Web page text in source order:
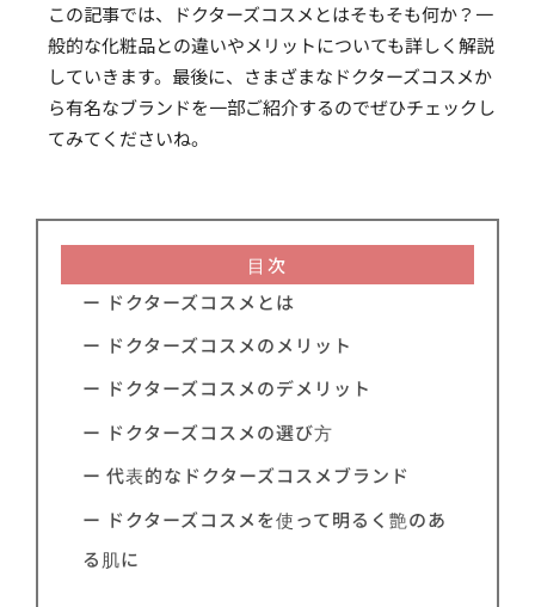
この記事では、ドクターズコスメとはそもそも何か？一
般的な化粧品との違いやメリットについても詳しく解説
していきます。最後に、さまざまなドクターズコスメか
ら有名なブランドを一部ご紹介するのでぜひチェックし
てみてくださいね。
目次
ー ドクターズコスメとは
ー ドクターズコスメのメリット
ー ドクターズコスメのデメリット
ー ドクターズコスメの選び方
ー 代表的なドクターズコスメブランド
ー ドクターズコスメを使って明るく艶のあ
る肌に